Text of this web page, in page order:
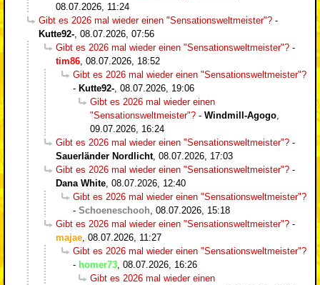
08.07.2026, 11:24
Gibt es 2026 mal wieder einen "Sensationsweltmeister"? -
Kutte92- 08.07.2026, 07:56
Gibt es 2026 mal wieder einen "Sensationsweltmeister"? -
tim86 08.07.2026, 18:52
Gibt es 2026 mal wieder einen "Sensationsweltmeister"?
- Kutte92- 08.07.2026, 19:06
Gibt es 2026 mal wieder einen
"Sensationsweltmeister"? - Windmill-Agogo
09.07.2026, 16:24
Gibt es 2026 mal wieder einen "Sensationsweltmeister"? -
Sauerländer Nordlicht, 08.07.2026, 17:03
Gibt es 2026 mal wieder einen "Sensationsweltmeister"? -
Dana White 08.07.2026, 12:40
Gibt es 2026 mal wieder einen "Sensationsweltmeister"?
- Schoeneschooh 08.07.2026, 15:18
Gibt es 2026 mal wieder einen "Sensationsweltmeister"? -
majae 08.07.2026, 11:27
Gibt es 2026 mal wieder einen "Sensationsweltmeister"?
- homer73 08.07.2026, 16:26
Gibt es 2026 mal wieder einen